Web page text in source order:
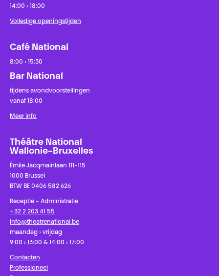
14:00 › 18:00
Volledige openingstijden
Café National
8:00 › 15:30
Bar National
tijdens avondvoorstellingen
vanaf 18:00
Meer info
Théâtre National
Wallonie-Bruxelles
Émile Jacqmainlaan 111-115
1000 Brussel
BTW BE 0406 582 626
Receptie - Administratie
+32 2 203 41 55
info@theatrenational.be
maandag › vrijdag
9:00 › 13:00 & 14:00 › 17:00
Contacten
Professioneel